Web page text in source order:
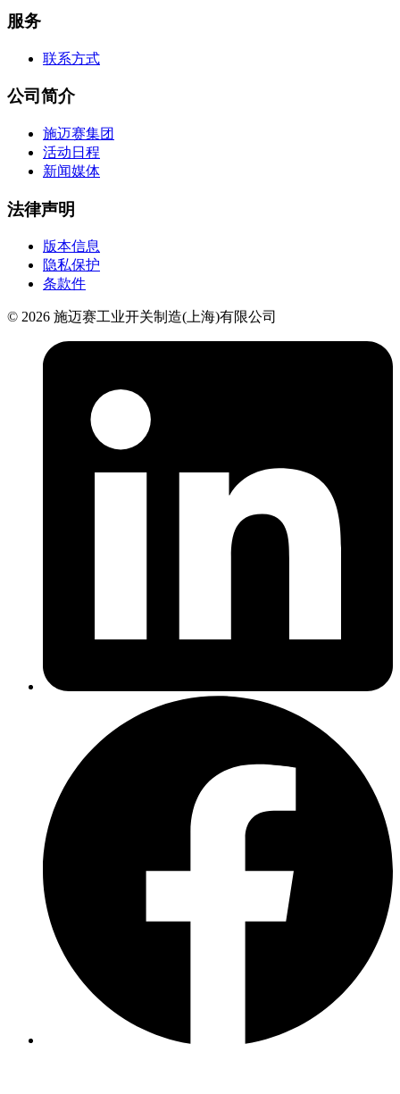
服务
联系方式
公司简介
施迈赛集团
活动日程
新闻媒体
法律声明
版本信息
隐私保护
条款件
© 2026 施迈赛工业开关制造(上海)有限公司